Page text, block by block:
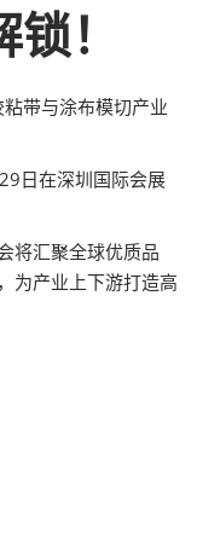
！
带与涂布模切产业
日在深圳国际会展
将汇聚全球优质品
为产业上下游打造高